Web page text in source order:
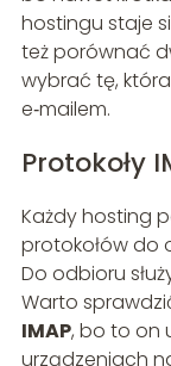
hostingu staje
też porównać
wybrać tę,
e‑mailem.
Protokoły
Każdy hosting
protokołów do
Do odbioru
Warto
IMAP, bo to on
urządzeniach